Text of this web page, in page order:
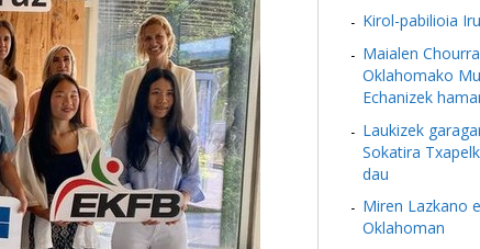
Kirol-pabilioia
Maialen
Oklahomako
Echanizek
Laukizek
Sokatira
dau
Miren Lazkano
Oklahoman